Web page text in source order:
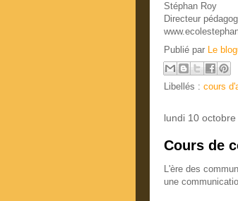
Stéphan Roy
Directeur
Publié par Le
Libellés : cours
lundi 10 octobre
Cours de
L'ère des
une